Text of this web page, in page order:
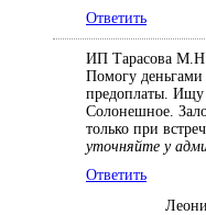
Ответить
ИП Тарасова
Помогу деньгами
предоплаты. Ищу
Солонешное.
только при
уточняйте у
Ответить